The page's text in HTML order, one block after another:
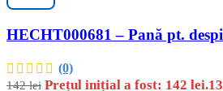
HECHT000681 – Pană pt.
(0)
142lei Prețul inițial a fost: 142 lei.